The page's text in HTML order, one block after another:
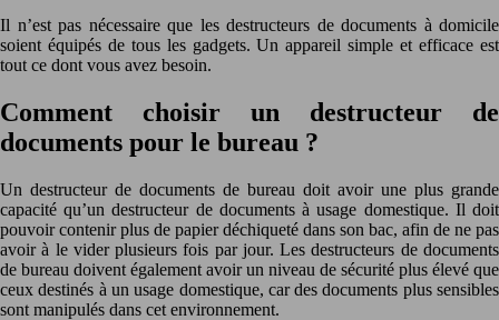
Il n’est pas nécessaire que les destructeurs de documents à domicile
soient équipés de tous les gadgets. Un appareil simple et efficace est
tout ce dont vous avez besoin.
Comment choisir un destructeur de
documents pour le bureau ?
Un destructeur de documents de bureau doit avoir une plus grande
capacité qu’un destructeur de documents à usage domestique. Il doit
pouvoir contenir plus de papier déchiqueté dans son bac, afin de ne pas
avoir à le vider plusieurs fois par jour. Les destructeurs de documents
de bureau doivent également avoir un niveau de sécurité plus élevé que
ceux destinés à un usage domestique, car des documents plus sensibles
sont manipulés dans cet environnement.